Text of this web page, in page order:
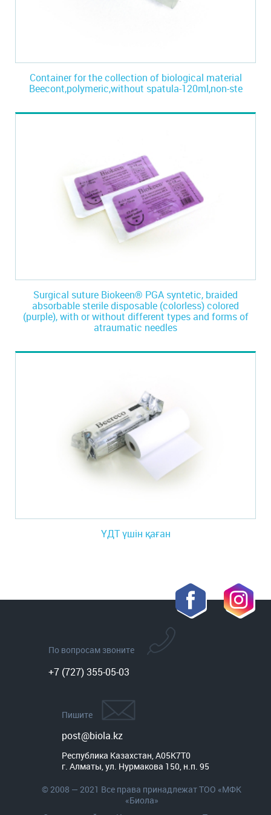
Container for the collection of biological material
Beecont,polymeric,without spatula-120ml,non-ste
Surgical suture Biokeen® PGA syntetic, braided
absorbable sterile disposable (colorless) colored
(purple), with or without different types and forms of
atraumatic needles
ҮДТ үшін қаған
По вопросам звоните
+7 (727) 355-05-03
Пишите
post@biola.kz
Республика Казахстан, A05K7T0
г. Алматы, ул. Нурмакова 150, н.п. 95
© 2008 — 2021 Все права принадлежат ТОО «МФК
«Биола»